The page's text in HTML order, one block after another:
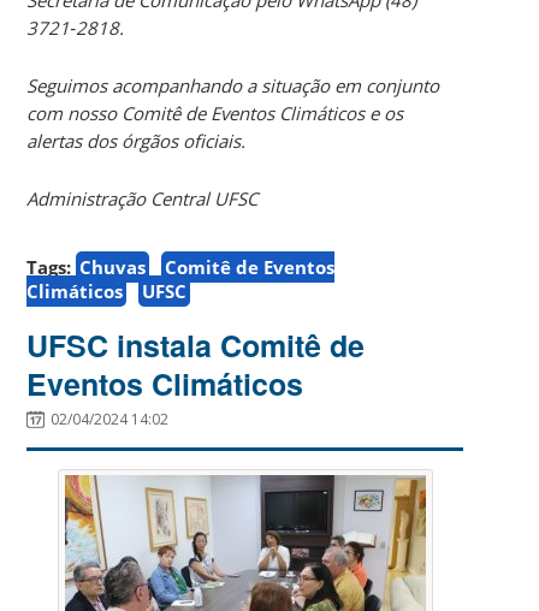
3721‑2818‬.
Seguimos acompanhando a situação em conjunto
com nosso Comitê de Eventos Climáticos e os
alertas dos órgãos oficiais.
Administração Central UFSC
Tags: Chuvas
Comitê de Eventos
Climáticos
UFSC
UFSC instala Comitê de
Eventos Climáticos
02/04/2024 14:02